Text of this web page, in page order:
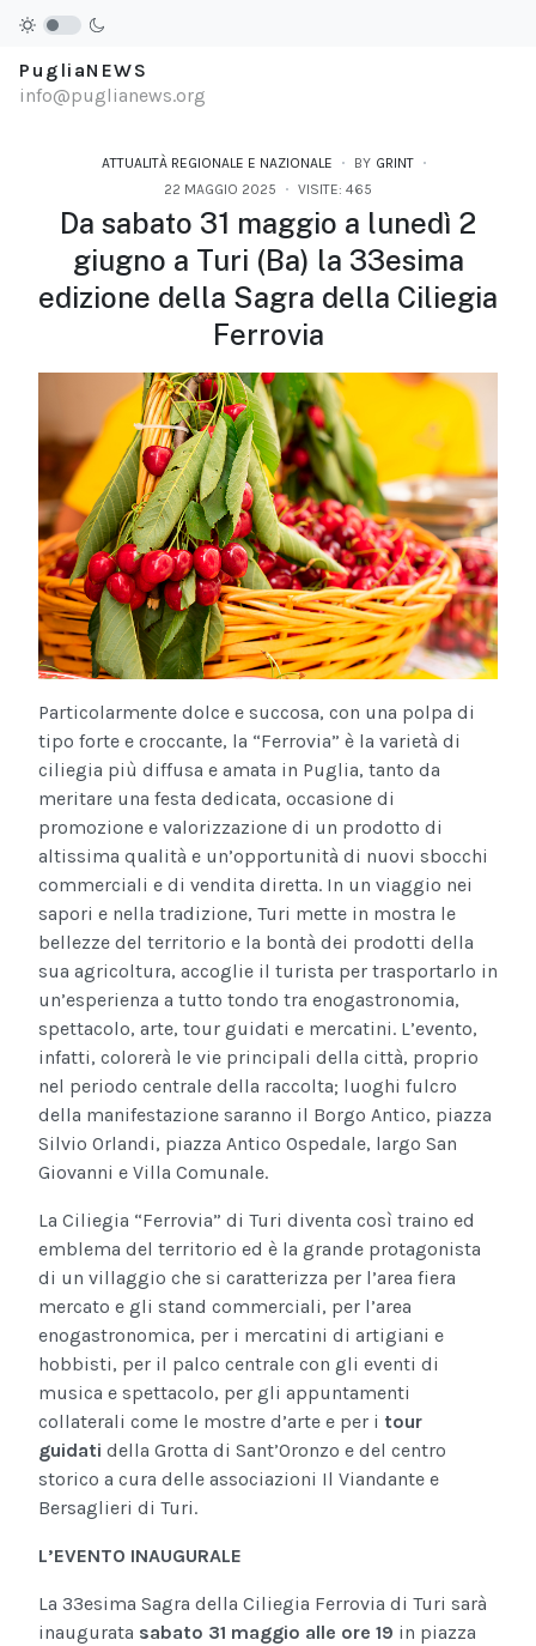
PugliaNEWS
info@puglianews.org
ATTUALITÀ REGIONALE E NAZIONALE BY GRINT
22 MAGGIO 2025
VISITE: 465
Da sabato 31 maggio a lunedì 2
giugno a Turi (Ba) la 33esima
edizione della Sagra della Ciliegia
Ferrovia
Particolarmente dolce e succosa, con una polpa di
tipo forte e croccante, la “Ferrovia” è la varietà di
ciliegia più diffusa e amata in Puglia, tanto da
meritare una festa dedicata, occasione di
promozione e valorizzazione di un prodotto di
altissima qualità e un’opportunità di nuovi sbocchi
commerciali e di vendita diretta. In un viaggio nei
sapori e nella tradizione, Turi mette in mostra le
bellezze del territorio e la bontà dei prodotti della
sua agricoltura, accoglie il turista per trasportarlo in
un’esperienza a tutto tondo tra enogastronomia,
spettacolo, arte, tour guidati e mercatini. L’evento,
infatti, colorerà le vie principali della città, proprio
nel periodo centrale della raccolta; luoghi fulcro
della manifestazione saranno il Borgo Antico, piazza
Silvio Orlandi, piazza Antico Ospedale, largo San
Giovanni e Villa Comunale.
La Ciliegia “Ferrovia” di Turi diventa così traino ed
emblema del territorio ed è la grande protagonista
di un villaggio che si caratterizza per l’area fiera
mercato e gli stand commerciali, per l’area
enogastronomica, per i mercatini di artigiani e
hobbisti, per il palco centrale con gli eventi di
musica e spettacolo, per gli appuntamenti
collaterali come le mostre d’arte e per i tour
guidati della Grotta di Sant’Oronzo e del centro
storico a cura delle associazioni Il Viandante e
Bersaglieri di Turi.
L’EVENTO INAUGURALE
La 33esima Sagra della Ciliegia Ferrovia di Turi sarà
inaugurata sabato 31 maggio alle ore 19 in piazza